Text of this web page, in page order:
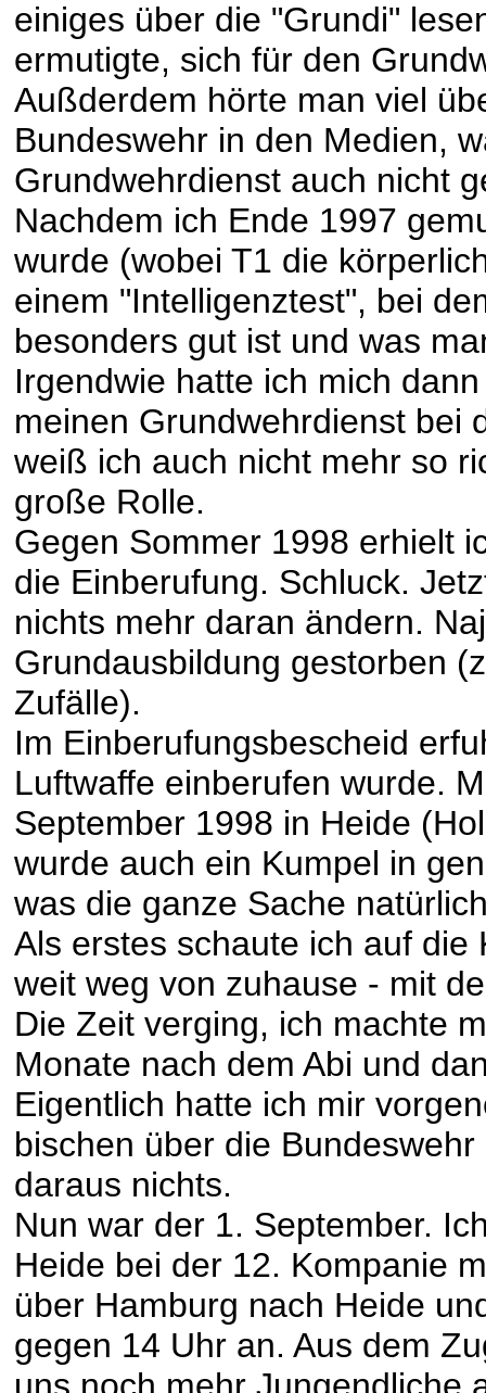
einiges über die "Grundi"
ermutigte, sich für den
Außderdem hörte man viel
Bundeswehr in den Medien,
Grundwehrdienst auch nicht
Nachdem ich Ende 1997
wurde (wobei T1 die
einem "Intelligenztest", bei
besonders gut ist und was
Irgendwie hatte ich mich
meinen Grundwehrdienst bei
weiß ich auch nicht mehr so
große Rolle.
Gegen Sommer 1998 erhielt
die Einberufung. Schluck.
nichts mehr daran ändern.
Grundausbildung gestorben
Zufälle).
Im Einberufungsbescheid
Luftwaffe einberufen wurde.
September 1998 in Heide
wurde auch ein Kumpel in
was die ganze Sache
Als erstes schaute ich auf
weit weg von zuhause - mit
Die Zeit verging, ich machte
Monate nach dem Abi und
Eigentlich hatte ich mir
bischen über die
daraus nichts.
Nun war der 1. September.
Heide bei der 12. Kompanie
über Hamburg nach Heide
gegen 14 Uhr an. Aus dem